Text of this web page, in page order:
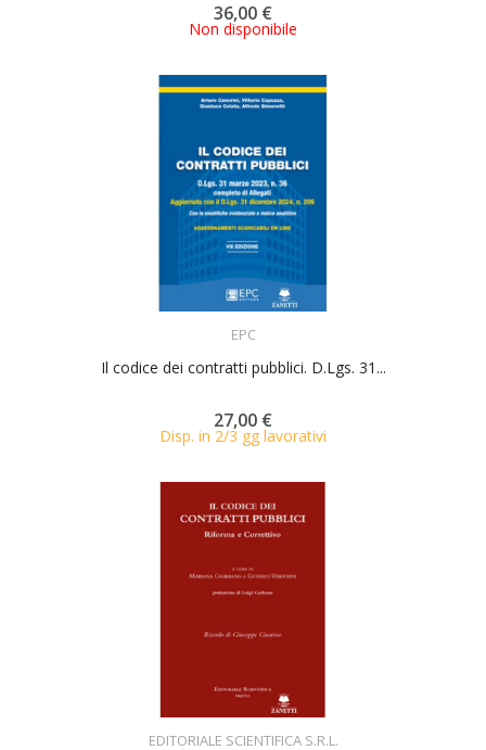
36,00 €
Non disponibile
EPC
Il codice dei contratti pubblici. D.Lgs. 31...
27,00 €
Disp. in 2/3 gg lavorativi
EDITORIALE SCIENTIFICA S.R.L.